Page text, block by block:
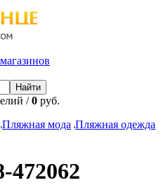
/0 руб.
Пляжная мода Пляжная одежда
472062